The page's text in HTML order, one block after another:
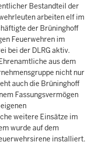
Bestandteil der
arbeiten elf im
der Brüninghoff
Feuerwehren im
bei der DLRG aktiv.
aus dem
nicht nur
auch die Brüninghoff
Fassungsvermögen
weitere Einsätze im
wurde auf dem
installiert.